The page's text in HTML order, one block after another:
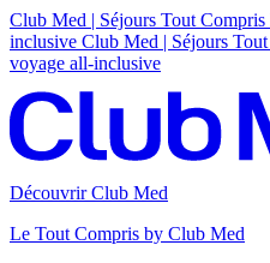
Club Med | Séjours Tout
inclusive Club Med | Séjours
voyage all-inclusive
Découvrir Club Med
Le Tout Compris by Club Med